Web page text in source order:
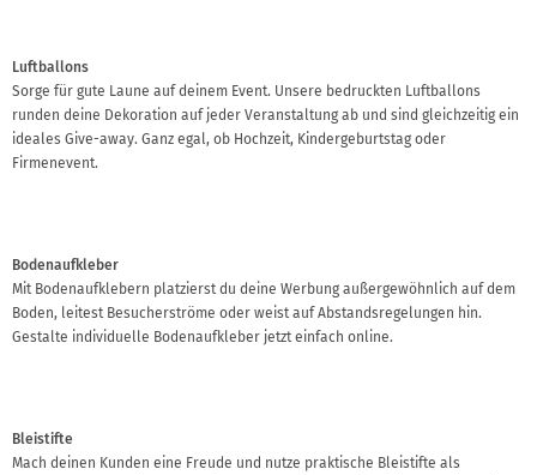
Luftballons
Sorge für gute Laune auf deinem Event. Unsere bedruckten Luftballons
runden deine Dekoration auf jeder Veranstaltung ab und sind gleichzeitig ein
ideales Give-away. Ganz egal, ob Hochzeit, Kindergeburtstag oder
Firmenevent.
Bodenaufkleber
Mit Bodenaufklebern platzierst du deine Werbung außergewöhnlich auf dem
Boden, leitest Besucherströme oder weist auf Abstandsregelungen hin.
Gestalte individuelle Bodenaufkleber jetzt einfach online.
Bleistifte
Mach deinen Kunden eine Freude und nutze praktische Bleistifte als